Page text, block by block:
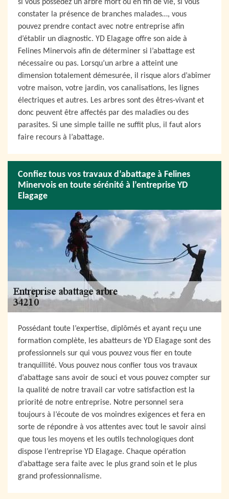
si vous possédez un arbre mort ou en fin de vie, si vous
constater la présence de branches malades…, vous
pouvez prendre contact avec notre entreprise afin
d’établir un diagnostic. YD Elagage offre son aide à
Felines Minervois afin de déterminer si l’abattage est
nécessaire ou pas. Lorsqu’un arbre a atteint une
dimension totalement démesurée, il risque alors d’abîmer
votre maison, votre jardin, vos canalisations, les lignes
électriques et autres. Les arbres sont des êtres-vivant et
donc peuvent être affectés par des maladies ou des
parasites. Si une simple taille ne suffit plus, il faut alors
faire recours à l’abattage.
Confiez tous vos travaux d’abattage à Felines
Minervois en toute sérénité à l’entreprise YD
Elagage
Possédant toute l’expertise, diplômés et ayant reçu une
formation complète, les abatteurs de YD Elagage sont des
professionnels sur qui vous pouvez vous fier en toute
tranquillité. Vous pouvez nous confier tous vos travaux
d’abattage sans avoir de souci et vous pouvez compter sur
la qualité de notre travail car votre satisfaction est la
priorité de notre entreprise. Notre personnel sera
toujours à l’écoute de vos moindres exigences et fera en
sorte de répondre à vos attentes avec tout le savoir ainsi
que tous les moyens et les outils technologiques dont
dispose l’entreprise YD Elagage. Chaque opération
d’abattage sera faite avec le plus grand soin et le plus
grand professionnalisme.